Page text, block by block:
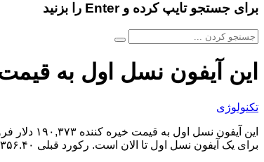
برای جستجو تایپ کرده و Enter را بزنید
این آیفون نسل اول به قیمت خیره کننده
تکنولوژی
برای یک آیفون نسل اول تا الان است. رکورد قبلی ۶۳۳۵۶.۴۰ دلار بود. این اتفاق در حراجی LGC که […]